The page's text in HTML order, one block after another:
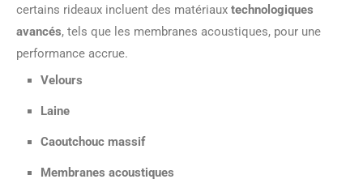
certains rideaux incluent des matériaux technologiques
avancés, tels que les membranes acoustiques, pour une
performance accrue.
Velours
Laine
Caoutchouc massif
Membranes acoustiques